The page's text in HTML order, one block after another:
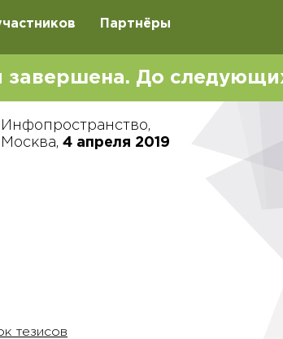
Партнёры
завершена. До
Инфопространство,
Москва, 4 апреля 2019
тезисов